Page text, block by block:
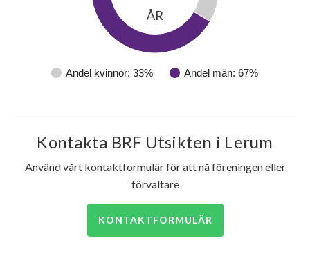
Andel kvinnor: 33% Andel män: 67%
ÅR
Kontakta BRF Utsikten i Lerum
Använd vårt kontaktformulär för att nå föreningen eller
förvaltare
KONTAKTFORMULÄR